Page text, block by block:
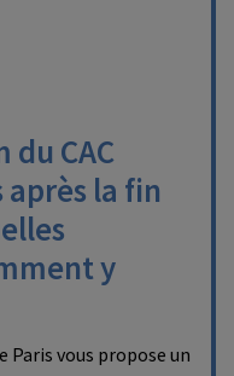
du CAC
la fin
y
Paris vous propose un